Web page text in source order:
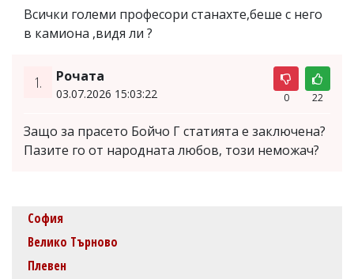
Всички големи професори станахте,беше с него
в камиона ,видя ли ?
1. Рочата
03.07.2026 15:03:22 0 22
Защо за прасето Бойчо Г статията е заключена?
Пазите го от народната любов, този неможач?
София
Велико Търново
Плевен